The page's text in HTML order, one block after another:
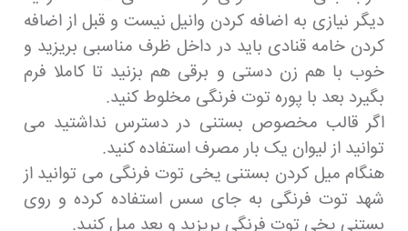
دیگر نیازی به اضافه کردن وانیل نیست و قبل از اضافه
کردن خامه قنادی باید در داخل ظرف مناسبی بریزید و
خوب با هم زن دستی و برقی هم بزنید تا کاملا فرم
بگیرد بعد با پوره توت فرنگی مخلوط کنید.
اگر قالب مخصوص بستنی در دسترس نداشتید می
توانید از لیوان یک بار مصرف استفاده کنید.
هنگام میل کردن بستنی یخی توت فرنگی می توانید از
شهد توت فرنگی به جای سس استفاده کرده و روی
بستنی یخی توت فرنگی بریزید و بعد میل کنید.